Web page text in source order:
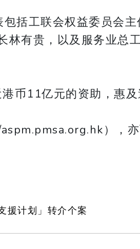
括工联会权益委员会
有贵，以及服务业总
币11亿元的资助，惠及
），
援计划」转介个案